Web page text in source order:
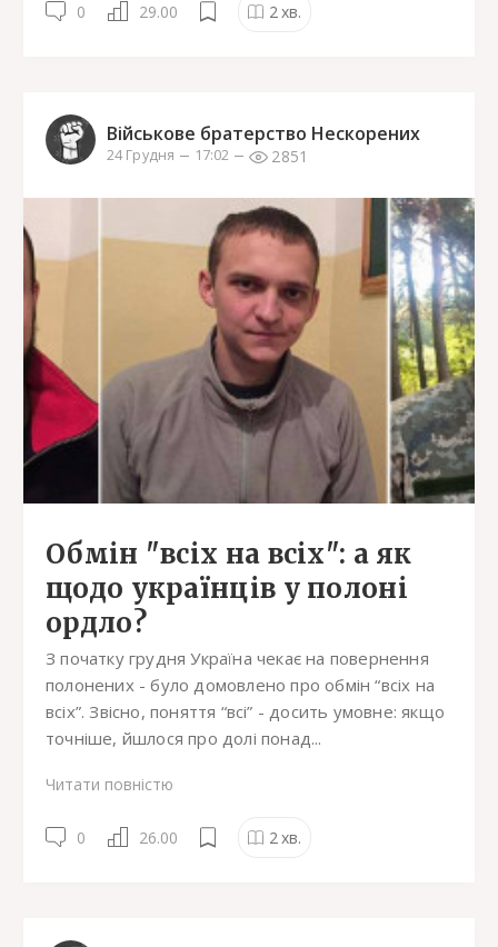
0 29.00 2хв.
Військове братерство Нескорених
24 Грудня 17:02 2851
Обмін "всіх на всіх": а як
щодо українців у полоні
ордло?
З початку грудня Україна чекає на повернення
полонених - було домовлено про обмін “всіх на
всіх”. Звісно, поняття “всі” - досить умовне: якщо
точніше, йшлося про долі понад...
Читати повністю
0 26.00 2хв.